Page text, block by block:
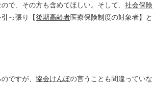
で、その方も含めてほしい。そして、 社会保険
っ張り【後期高齢者医療保険制度の対象者】と
ですが、 協会けんぽの言うことも間違っていな